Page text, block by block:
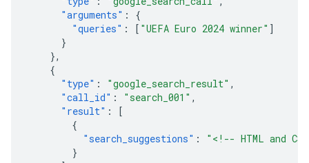
"arguments" :
{
"queries" : [ "UEFA Euro 2024 winner" ]
}
},
{
"type" : "google_search_result" ,
"call_id" : "search_001" ,
"result" :
[
{
"search_suggestions" :
"<!-- HTML and
}